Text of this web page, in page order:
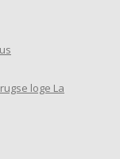
loge La